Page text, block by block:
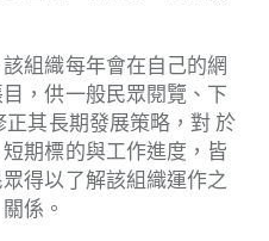
組織每年會在自己的網
，供一般民眾閱覽、下
其長期發展策略，對 於
期標的與工作進度，皆
得以了解該組織運作之
係。